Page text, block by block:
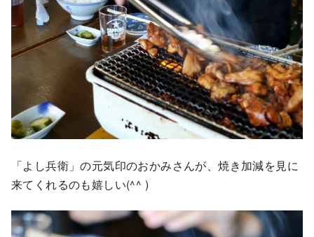
「よし兵衛」の元気印のおかみさんが、焼き加減を見に
来てくれるのも嬉しい(^^ )